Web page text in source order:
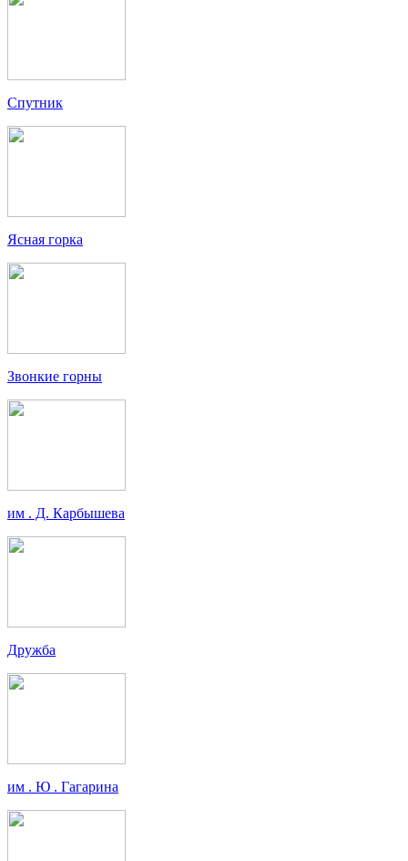
Спутник
Ясная горка
Звонкие горны
им . Д. Карбышева
Дружба
им . Ю . Гагарина